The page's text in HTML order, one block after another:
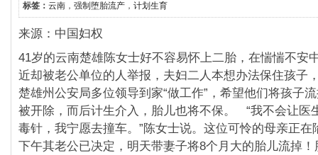
标签： 云南 ， 强制堕胎流产 ， 计划生育
来源：中国妇权
41岁的云南楚雄陈女士好不容易怀上二胎，在惴惴不安
近却被老公单位的人举报，夫妇二人本想办法保住孩子
楚雄州公安局多位领导到家“做工作”，希望他们将孩子
被开除，而后计生介入，胎儿也将不保。 “我不会让医
毒针，我宁愿去撞车。”陈女士说。这位可怜的母亲正在
下午其老公已决定，明天带妻子将8个月大的胎儿流掉